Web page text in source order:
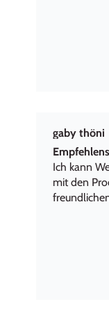
gaby thöni
Ich kann
mit den